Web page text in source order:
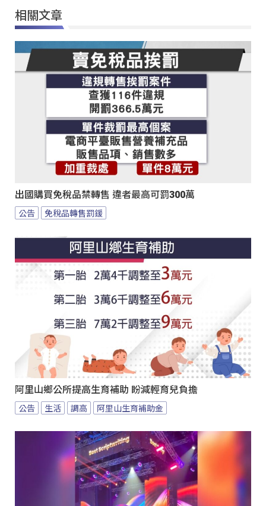
相關文章
出國購買免稅品禁轉售 違者最高可罰300萬
公告 免稅品轉售罰鍰
阿里山鄉公所提高生育補助 盼減輕育兒負擔
公告 生活 調高 阿里山生育補助金